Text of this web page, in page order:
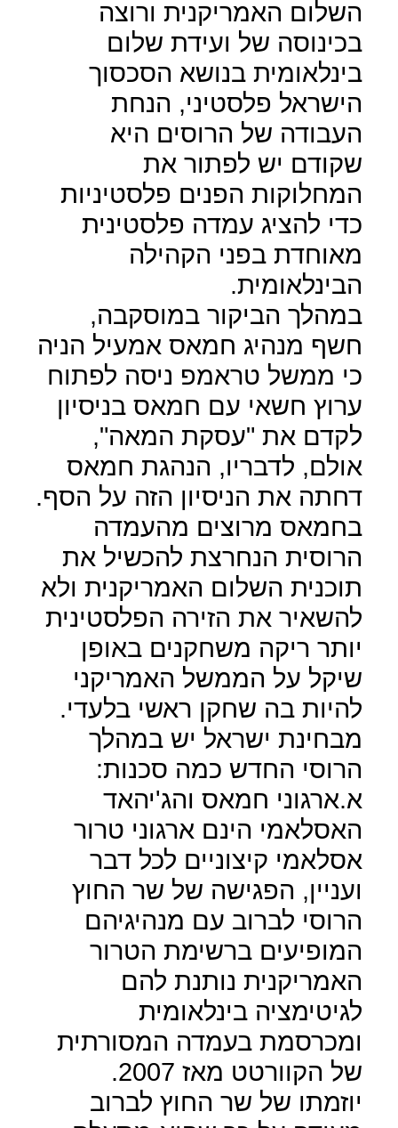
השלום האמריקנית ורוצה
בכינוסה של ועידת שלום
בינלאומית בנושא הסכסוך
הישראל פלסטיני, הנחת
העבודה של הרוסים היא
שקודם יש לפתור את
המחלוקות הפנים פלסטיניות
כדי להציג עמדה פלסטינית
מאוחדת בפני הקהילה
הבינלאומית.
במהלך הביקור במוסקבה,
חשף מנהיג חמאס אמעיל הניה
כי ממשל טראמפ ניסה לפתוח
ערוץ חשאי עם חמאס בניסיון
לקדם את "עסקת המאה",
אולם, לדבריו, הנהגת חמאס
דחתה את הניסיון הזה על הסף.
בחמאס מרוצים מהעמדה
הרוסית הנחרצת להכשיל את
תוכנית השלום האמריקנית ולא
להשאיר את הזירה הפלסטינית
יותר ריקה משחקנים באופן
שיקל על הממשל האמריקני
להיות בה שחקן ראשי בלעדי.
מבחינת ישראל יש במהלך
הרוסי החדש כמה סכנות:
א.ארגוני חמאס והג'יהאד
האסלאמי הינם ארגוני טרור
אסלאמי קיצוניים לכל דבר
ועניין, הפגישה של שר החוץ
הרוסי לברוב עם מנהיגיהם
המופיעים ברשימת הטרור
האמריקנית נותנת להם
לגיטימציה בינלאומית
ומכרסמת בעמדה המסורתית
של הקוורטט מאז 2007.
יוזמתו של שר החוץ לברוב